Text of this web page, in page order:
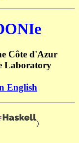
Côte d'Azur
Laboratory
English
)